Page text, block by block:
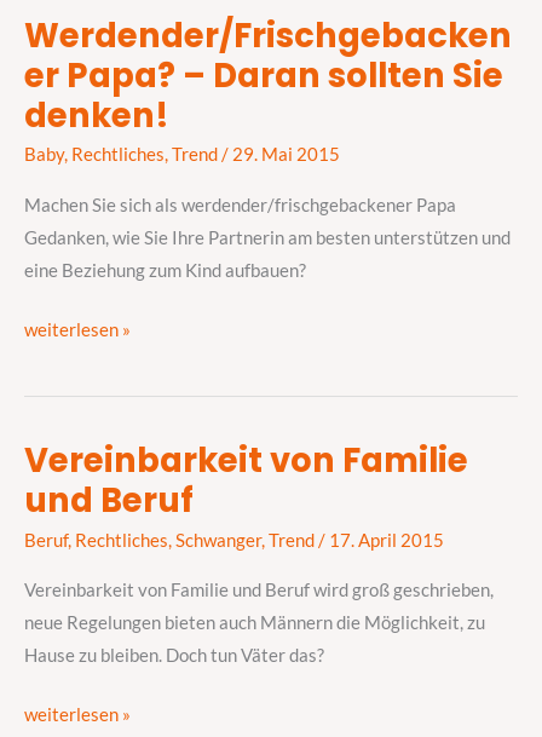
Werdender/Frischgebacken
er Papa? – Daran sollten Sie
denken!
Baby, Rechtliches,Trend/29. Mai 2015
Machen Sie sich als werdender/frischgebackener Papa
Gedanken, wie Sie Ihre Partnerin am besten unterstützen und
eine Beziehung zum Kind aufbauen?
Werdender/Frischgebackener
Papa?
Daran
sollten
Sie
denken!
weiterlesen »
Vereinbarkeit von Familie
und Beruf
Beruf, Rechtliches,Schwanger,Trend/ 17. April 2015
Vereinbarkeit von Familie und Beruf wird groß geschrieben,
neue Regelungen bieten auch Männern die Möglichkeit, zu
Hause zu bleiben. Doch tun Väter das?
Vereinbarkeit
von
und
Beruf
weiterlesen »